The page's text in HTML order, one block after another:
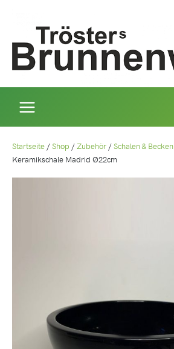
Startseite /Shop /Zubehör /Schalen & Becken
Keramikschale Madrid Ø22cm